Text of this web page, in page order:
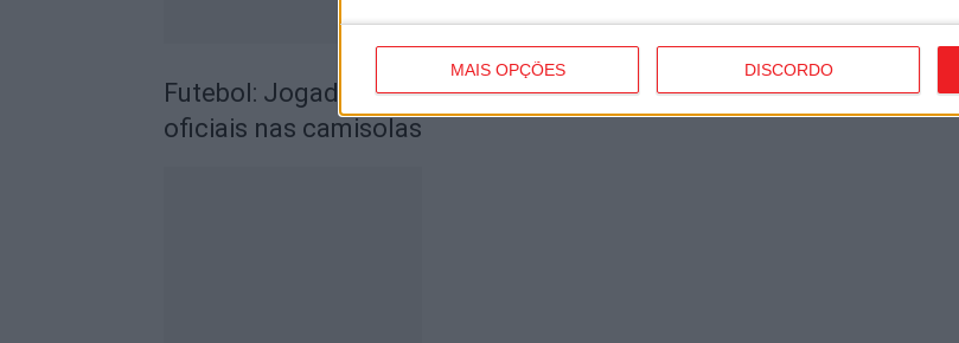
MAIS OPÇÕES DISCORDO
Futebol: Jogadores do Académico e Tondela vão exibir distinções
oficiais nas camisolas